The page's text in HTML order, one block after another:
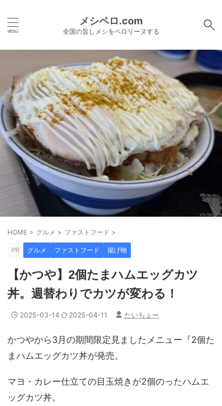
メシペロ.com
全国の旨しメシをペロリーヌする
HOME > グルメ > ファストフード >
PR グルメ ファストフード 揚げ物
【かつや】2個たまハムエッグカツ
丼。週替わりでカツが変わる！
2025-03-14 2025-04-11 たいちょー
かつやから3月の期間限定見ましたメニュー『2個た
まハムエッグカツ丼が発売。
マヨ・カレー仕立ての目玉焼きが2個のったハムエ
ッグカツ丼。